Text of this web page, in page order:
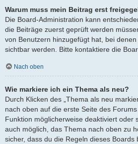
Warum muss mein Beitrag erst
Die Board-Administration kann
die Beiträge zuerst geprüft werden
von Benutzern hinzugefügt hat, bei
sichtbar werden. Bitte kontaktiere die
Nach oben
Wie markiere ich ein Thema als neu?
Durch Klicken des „Thema als neu
nach oben auf die erste Seite des
Funktion möglicherweise deaktiviert
auch möglich, das Thema nach oben zu
sicher, dass du die Regeln dieses